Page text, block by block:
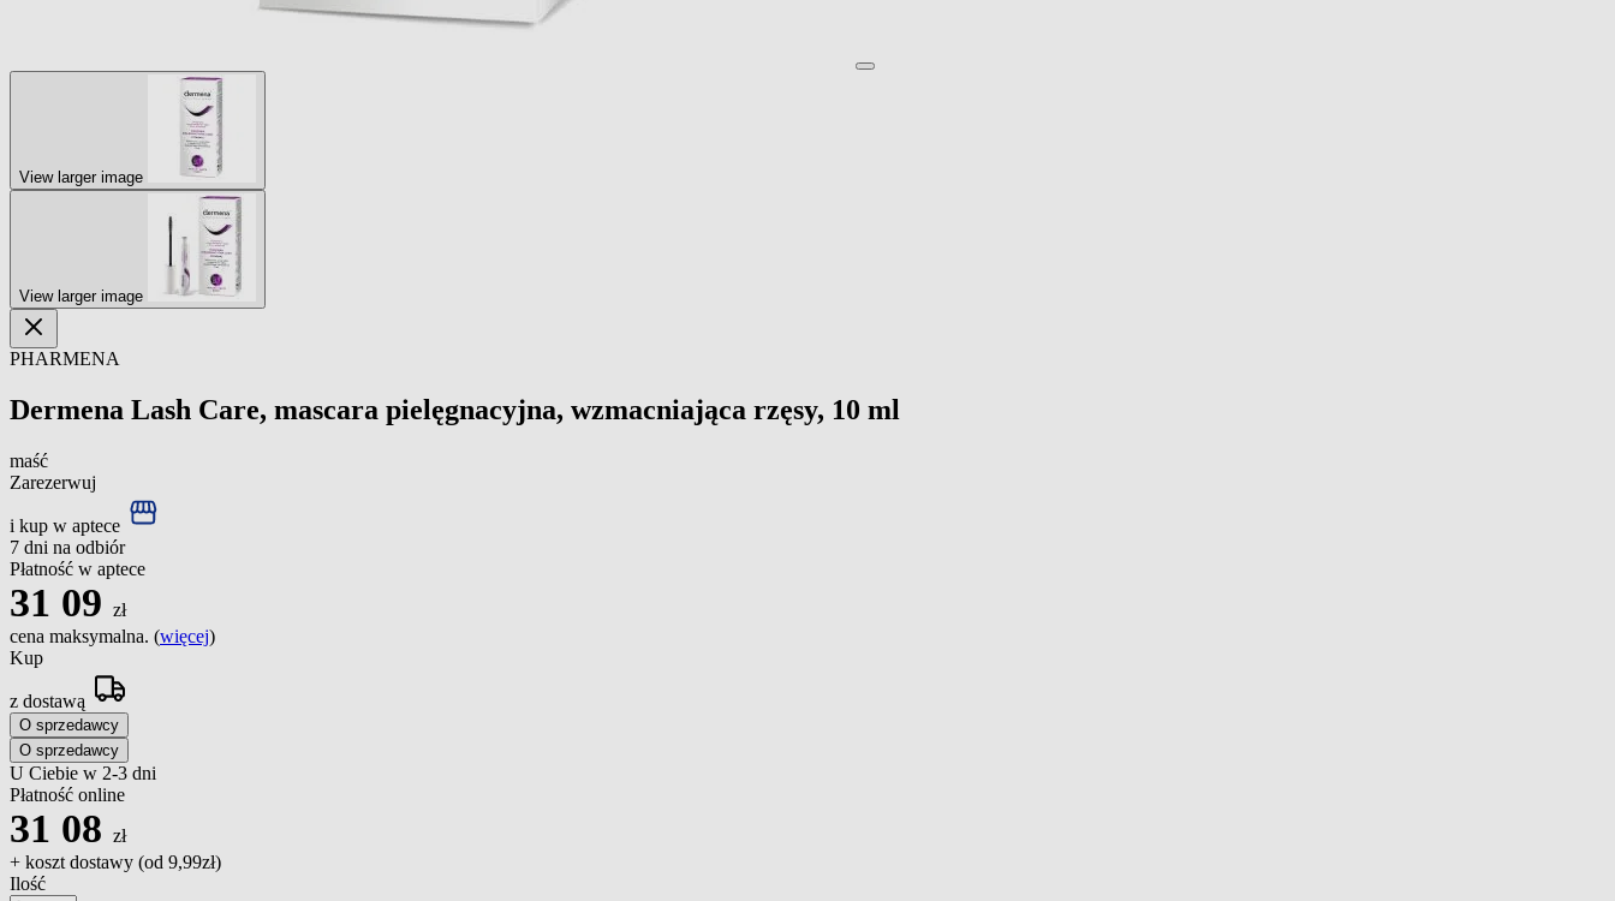
View larger image
View larger image
PHARMENA
Dermena Lash Care, mascara pielęgnacyjna, wzmacniająca rzęsy, 10 ml
maść
Zarezerwuj
i kup w aptece
7 dni na odbiór
Płatność w aptece
31 09 zł
cena maksymalna. (więcej)
Kup
z dostawą
O sprzedawcy
O sprzedawcy
U Ciebie w 2-3 dni
Płatność online
31 08 zł
+ koszt dostawy (od 9,99zł)
Ilość